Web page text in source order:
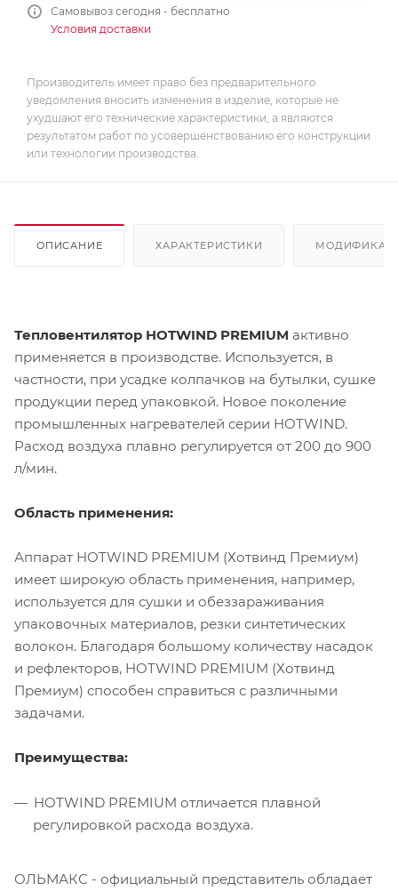
Самовывоз сегодня - бесплатно
Условия доставки
Производитель имеет право без предварительного
уведомления вносить изменения в изделие, которые не
ухудшают его технические характеристики, а являются
результатом работ по усовершенствованию его конструкции
или технологии производства.
ОПИСАНИЕ ХАРАКТЕРИСТИКИ
Тепловентилятор HOTWIND PREMIUM активно
применяется в производстве. Используется, в
частности, при усадке колпачков на бутылки, сушке
продукции перед упаковкой. Новое поколение
промышленных нагревателей серии HOTWIND.
Расход воздуха плавно регулируется от 200 до 900
л/мин.
Область применения:
Аппарат HOTWIND PREMIUM (Хотвинд Премиум)
имеет широкую область применения, например,
используется для сушки и обеззараживания
упаковочных материалов, резки синтетических
волокон. Благодаря большому количеству насадок
и рефлекторов, HOTWIND PREMIUM (Хотвинд
Премиум) способен справиться с различными
задачами.
Преимущества:
HOTWIND PREMIUM отличается плавной
регулировкой расхода воздуха.
ОЛЬМАКС - официальный представитель обладает